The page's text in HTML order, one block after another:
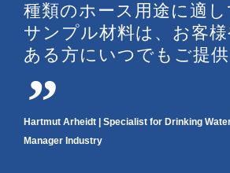
種類のホース用途に適し
サンプル材料は、お客
ある方にいつでもご提供
Hartmut Arheidt | Specialist for Drinking
Manager Industry